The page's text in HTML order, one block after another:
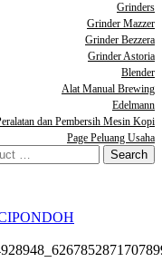
Grinders
Grinder Mazzer
Grinder Bezzera
Grinder Astoria
Blender
Alat Manual Brewing
Edelmann
dan Pembersih Mesin Kopi
Page Peluang Usaha